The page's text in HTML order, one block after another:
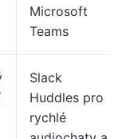
Microsoft
Teams
Slack
Huddles pro
rychlé